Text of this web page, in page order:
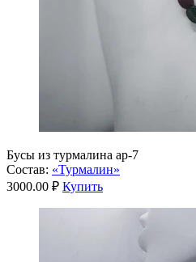
Бусы из турмалина ар-7
Состав: «Турмалин»
3000.00 ₽ Купить